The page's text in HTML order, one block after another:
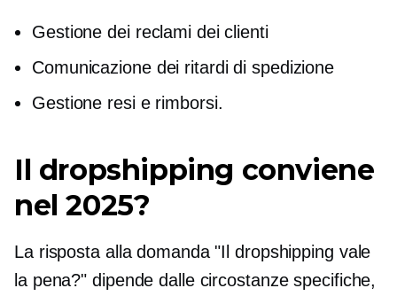
Gestione dei reclami dei clienti
Comunicazione dei ritardi di spedizione
Gestione resi e rimborsi.
Il dropshipping conviene
nel 2025?
La risposta alla domanda "Il dropshipping vale
la pena?" dipende dalle circostanze specifiche,